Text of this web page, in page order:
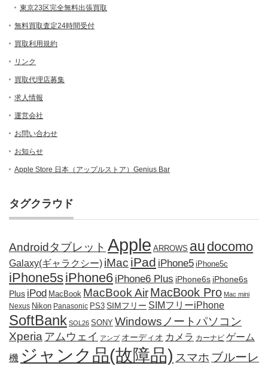
東京23区完全無料出張買取
無料買取査定24時間受付
買取利用規約
リンク
買取代理店募集
求人情報
運営会社
お問い合わせ
お知らせ
Apple Store 日本（アップルストア）Genius Bar
タグクラウド
Androidタブレット Apple ARROWS au docomo
Galaxy(ギャラクシー) iMac iPad iPhone5 iPhone5c
iPhone5siPhone6 iPhone6 Plus iPhone6s iPhone6s
Plus iPod MacBook MacBook AirMacBook Pro Mac mini
Nexus Nikon Panasonic PS3 SIMフリー SIMフリーiPhone
SoftBank SOL26 SONY Windowsノートパソコン
Xperia アムウェイ アンプ オーディオ カメラ カーナビ ゲーム
機 ジャンク品(故障品) スマホ ブルーレ